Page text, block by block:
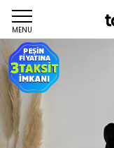
MENU